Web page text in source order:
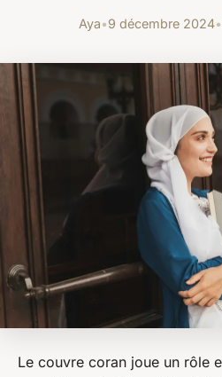
Aya•9 décembre 2024•
Le couvre coran joue un rôle